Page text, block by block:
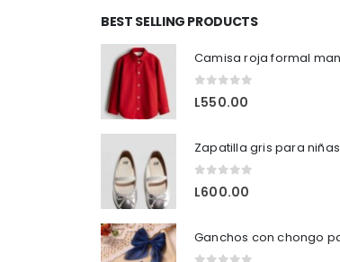
BEST SELLING PRODUCTS
L550.00
Zapatilla gris para niñas
L600.00